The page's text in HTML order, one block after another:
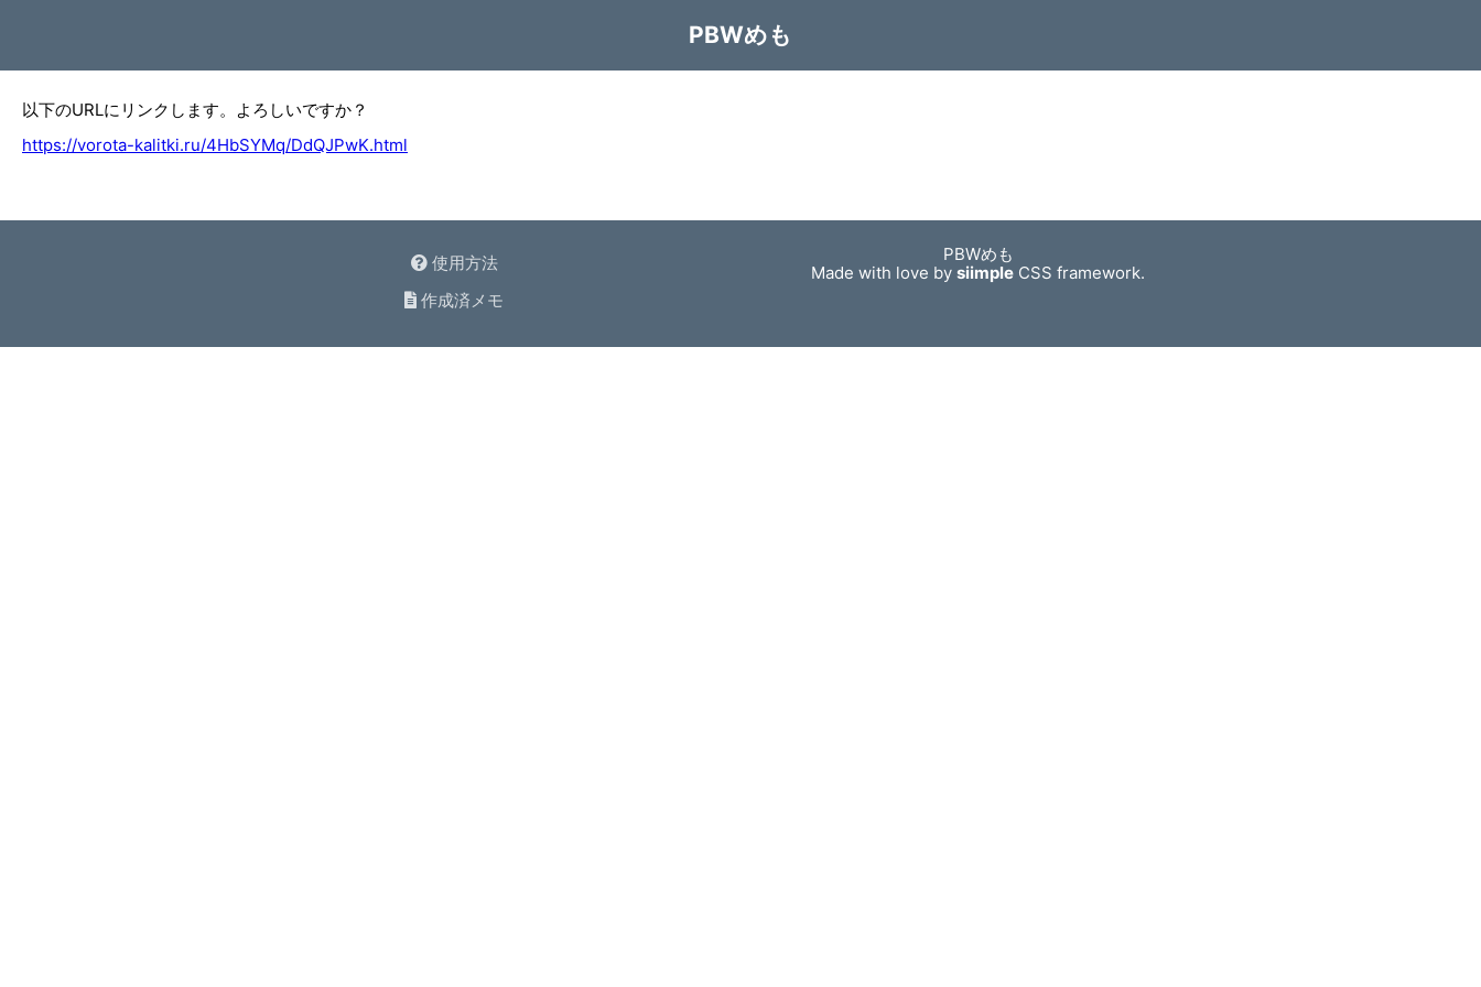
PBWめも
以下のURLにリンクします。よろしいですか？
https://vorota-kalitki.ru/4HbSYMq/DdQJPwK.html
使用方法
作成済メモ
PBWめも
Made with love bysiimple CSS framework.